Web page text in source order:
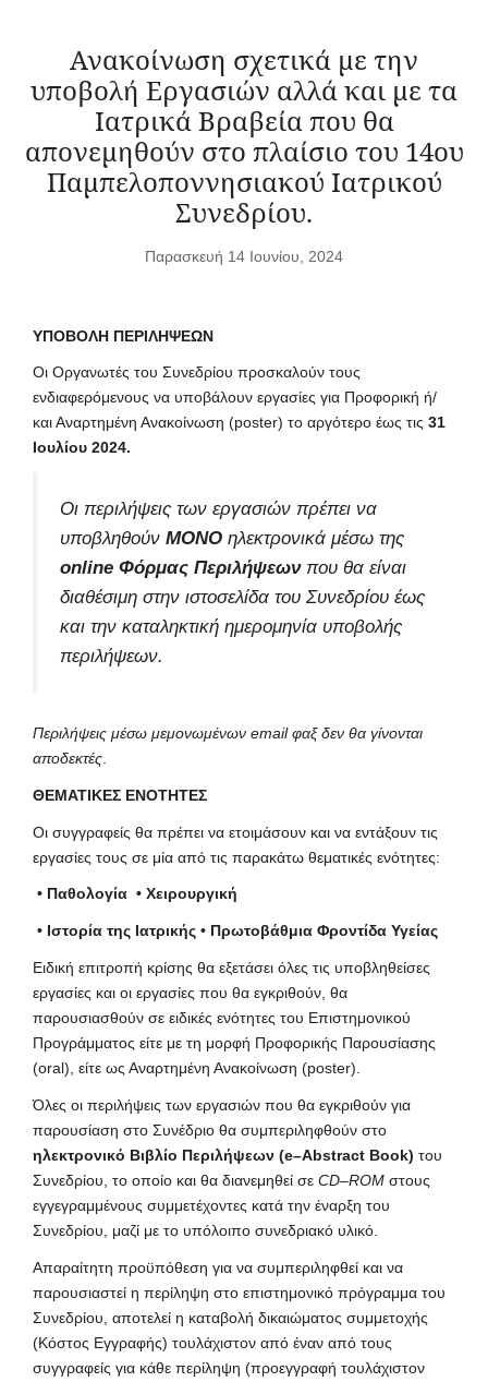
Ανακοίνωση σχετικά με την
υποβολή Εργασιών αλλά και με τα
Ιατρικά Βραβεία που θα
απονεμηθούν στο πλαίσιο του 14ου
Παμπελοποννησιακού Ιατρικού
Συνεδρίου.
Παρασκευή 14 Ιουνίου, 2024
ΥΠΟΒΟΛΗ ΠΕΡΙΛΗΨΕΩΝ
Οι Οργανωτές του Συνεδρίου προσκαλούν τους
ενδιαφερόμενους να υποβάλουν εργασίες για Προφορική ή/
και Αναρτημένη Ανακοίνωση (poster) το αργότερο έως τις 31
Ιουλίου 2024.
Οι περιλήψεις των εργασιών πρέπει να
υποβληθούν ΜΟΝΟ ηλεκτρονικά μέσω της
online Φόρμας Περιλήψεωνπου θα είναι
διαθέσιμη στην ιστοσελίδα του Συνεδρίου έως
και την καταληκτική ημερομηνία υποβολής
περιλήψεων.
Περιλήψεις μέσω μεμονωμένων emailφαξ δεν θα γίνονται
αποδεκτές
ΘΕΜΑΤΙΚΕΣ ΕΝΟΤΗΤΕΣ
Οι συγγραφείς θα πρέπει να ετοιμάσουν και να εντάξουν τις
εργασίες τους σε μία από τις παρακάτω θεματικές ενότητες:
• Παθολογία • Χειρουργική
• Ιστορία της Ιατρικής • Πρωτοβάθμια Φροντίδα Υγείας
Ειδική επιτροπή κρίσης θα εξετάσει όλες τις υποβληθείσες
εργασίες και οι εργασίες που θα εγκριθούν, θα
παρουσιασθούν σε ειδικές ενότητες του Επιστημονικού
Προγράμματος είτε με τη μορφή Προφορικής Παρουσίασης
(oral), είτε ως Αναρτημένη Ανακοίνωση (poster).
Όλες οι περιλήψεις των εργασιών που θα εγκριθούν για
παρουσίαση στο Συνέδριο θα συμπεριληφθούν στο
ηλεκτρονικό Βιβλίο Περιλήψεων (e–Abstract Book) του
Συνεδρίου, το οποίο και θα διανεμηθεί σε CD–ROM στους
εγγεγραμμένους συμμετέχοντες κατά την έναρξη του
Συνεδρίου, μαζί με το υπόλοιπο συνεδριακό υλικό.
Απαραίτητη προϋπόθεση για να συμπεριληφθεί και να
παρουσιαστεί η περίληψη στο επιστημονικό πρόγραμμα του
Συνεδρίου, αποτελεί η καταβολή δικαιώματος συμμετοχής
(Κόστος Εγγραφής) τουλάχιστον από έναν από τους
συγγραφείς για κάθε περίληψη (προεγγραφή τουλάχιστον